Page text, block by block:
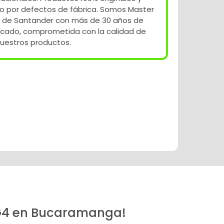
por defectos de fábrica. Somos Master
Santander con más de 30 años de
comprometida con la calidad de
productos.
en Bucaramanga!